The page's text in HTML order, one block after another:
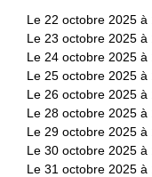
Le 22 octobre 2025 à
Le 23 octobre 2025
Le 24 octobre 2025
Le 25 octobre 2025 à
Le 26 octobre 2025 à
Le 28 octobre 2025
Le 29 octobre 2025 à
Le 30 octobre 2025
Le 31 octobre 2025